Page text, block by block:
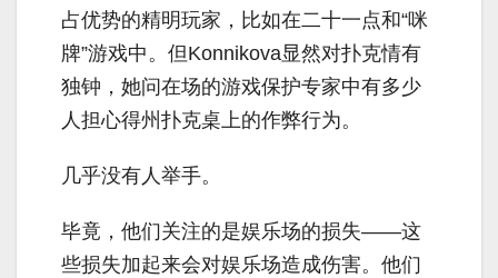
占优势的精明玩家，比如在二十一点和“咪
牌”游戏中。但Konnikova显然对扑克情有
独钟，她问在场的游戏保护专家中有多少
人担心得州扑克桌上的作弊行为。
几乎没有人举手。
毕竟，他们关注的是娱乐场的损失——这
些损失加起来会对娱乐场造成伤害。他们